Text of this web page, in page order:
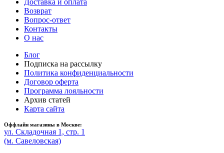
Доставка и оплата
Возврат
Вопрос-ответ
Контакты
О нас
Блог
Подписка на рассылку
Политика конфиденциальности
Договор оферта
Программа лояльности
Архив статей
Карта сайта
Оффлайн магазины в Москве:
ул. Складочная 1, стр. 1
(м. Савеловская)